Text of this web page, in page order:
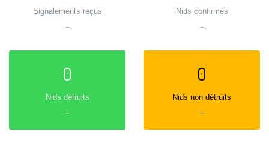
Signalements reçus
=
Nids confirmés
=
0
Nids détruits
=
0
Nids non détruits
=